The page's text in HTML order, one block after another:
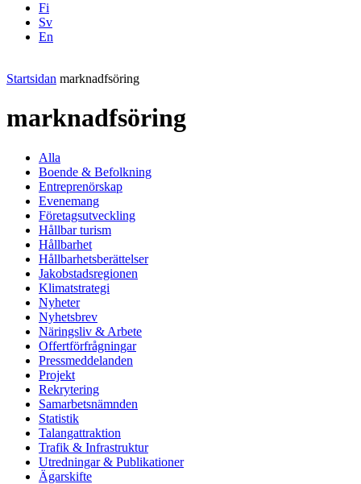
Fi
Sv
En
Startsidan marknadfsöring
marknadfsöring
Alla
Boende & Befolkning
Entreprenörskap
Evenemang
Företagsutveckling
Hållbar turism
Hållbarhet
Hållbarhetsberättelser
Jakobstadsregionen
Klimatstrategi
Nyheter
Nyhetsbrev
Näringsliv & Arbete
Offertförfrågningar
Pressmeddelanden
Projekt
Rekrytering
Samarbetsnämnden
Statistik
Talangattraktion
Trafik & Infrastruktur
Utredningar & Publikationer
Ägarskifte